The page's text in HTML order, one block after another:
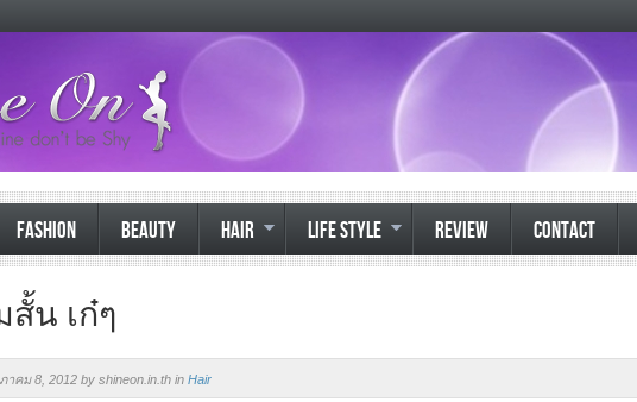
FASHION BEAUTY HAIR LIFE STYLE REVIEW CONTACT
น เก๋ๆ
าคม 8, 2012 by shineon.in.th in Hair